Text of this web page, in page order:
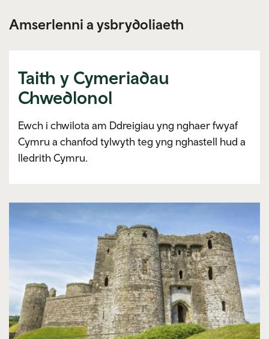
Amserlenni a ysbrydoliaeth
Taith y Cymeriadau
Chwedlonol
Ewch i chwilota am Ddreigiau yng nghaer fwyaf
Cymru a chanfod tylwyth teg yng nghastell hud a
lledrith Cymru.